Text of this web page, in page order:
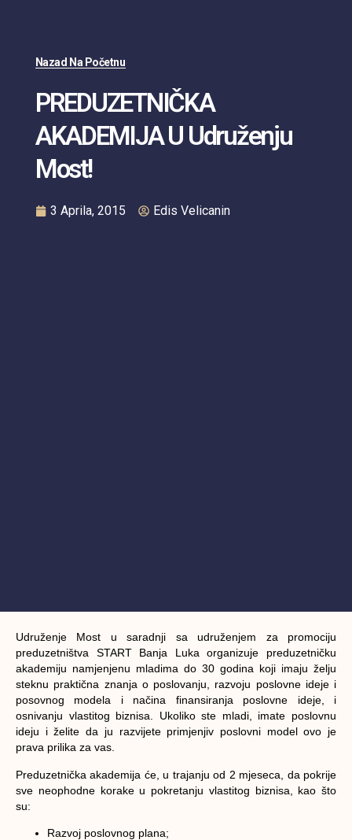
Nazad Na Početnu
PREDUZETNIČKA
AKADEMIJA U Udruženju
Most!
3 Aprila, 2015 Edis Velicanin
Udruženje Most u saradnji sa udruženjem za promociju
preduzetništva START Banja Luka organizuje preduzetničku
akademiju namjenjenu mladima do 30 godina koji imaju želju
steknu praktična znanja o poslovanju, razvoju poslovne ideje i
posovnog modela i načina finansiranja poslovne ideje, i
osnivanju vlastitog biznisa. Ukoliko ste mladi, imate poslovnu
ideju i želite da ju razvijete primjenjiv poslovni model ovo je
prava prilika za vas.
Preduzetnička akademija će, u trajanju od 2 mjeseca, da pokrije
sve neophodne korake u pokretanju vlastitog biznisa, kao što
su:
Razvoj poslovnog plana;